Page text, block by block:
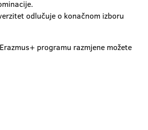
odlučuje o konačnom izboru
programu razmjene možete